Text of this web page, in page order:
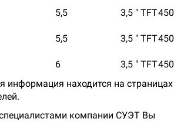
5,5 3,5 " TFT450
5,5 3,5 " TFT450
6 3,5 " TFT450
информация находится на страницах
компании СУЭТ Вы